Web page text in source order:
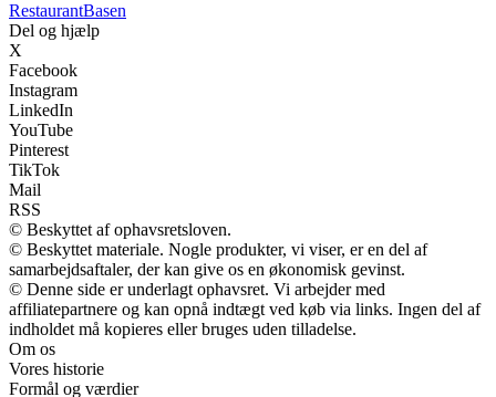
RestaurantBasen
Del og hjælp
X
Facebook
Instagram
LinkedIn
YouTube
Pinterest
TikTok
Mail
RSS
© Beskyttet af ophavsretsloven.
© Beskyttet materiale. Nogle produkter, vi viser, er en del af
samarbejdsaftaler, der kan give os en økonomisk gevinst.
© Denne side er underlagt ophavsret. Vi arbejder med
affiliatepartnere og kan opnå indtægt ved køb via links. Ingen del af
indholdet må kopieres eller bruges uden tilladelse.
Om os
Vores historie
Formål og værdier